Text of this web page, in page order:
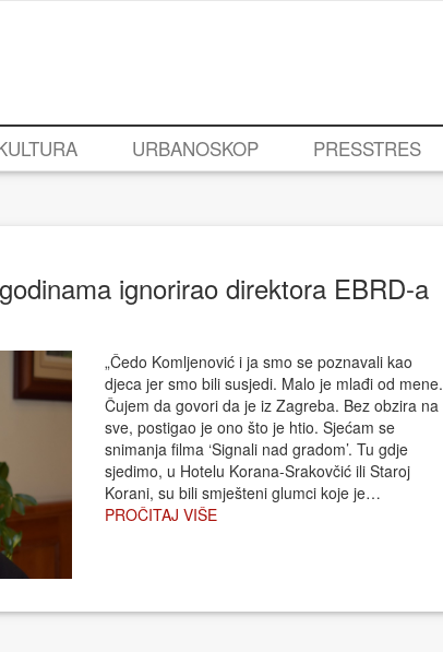
URBANOSKOP PRESSTRES
ignorirao direktora EBRD-a
„Čedo Komljenović i ja smo se poznavali kao
djeca jer smo bili susjedi. Malo je mlađi od mene.
Čujem da govori da je iz Zagreba. Bez obzira na
sve, postigao je ono što je htio. Sjećam se
snimanja filma ‘Signali nad gradom’. Tu gdje
sjedimo, u Hotelu Korana-Srakovčić ili Staroj
Korani, su bili smješteni glumci koje je…
PROČITAJ VIŠE